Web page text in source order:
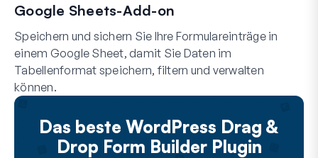
Google Sheets-Add-on
Speichern und sichern Sie Ihre Formulareinträge in
einem Google Sheet, damit Sie Daten im
Tabellenformat speichern, filtern und verwalten
können.
Das beste WordPress Drag &
Drop Form Builder Plugin